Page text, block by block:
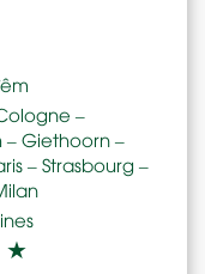
–
– Giethoorn –
– Strasbourg –
★